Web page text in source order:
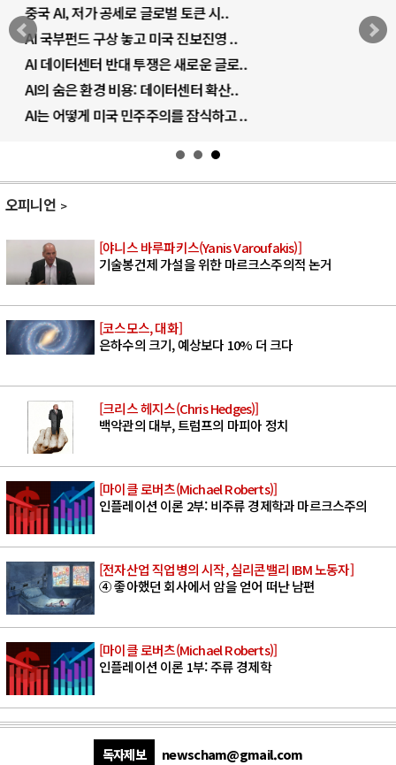
중국 AI, 저가 공세로 글로벌 토큰 시..
AI 국부펀드 구상 놓고 미국 진보진영 ..
AI 데이터센터 반대 투쟁은 새로운 글로..
AI의 숨은 환경 비용: 데이터센터 확산..
AI는 어떻게 미국 민주주의를 잠식하고 ..
오피니언
[야니스 바루파키스(Yanis Varoufakis)]
기술봉건제 가설을 위한 마르크스주의적 논거
[코스모스, 대화]
은하수의 크기, 예상보다 10% 더 크다
[크리스 헤지스(Chris Hedges)]
백악관의 대부, 트럼프의 마피아 정치
[마이클 로버츠(Michael Roberts)]
인플레이션 이론 2부: 비주류 경제학과 마르크스주의
[전자산업 직업병의 시작, 실리콘밸리 IBM 노동자]
④ 좋아했던 회사에서 암을 얻어 떠난 남편
[마이클 로버츠(Michael Roberts)]
인플레이션 이론 1부: 주류 경제학
독자제보 newscham@gmail.com